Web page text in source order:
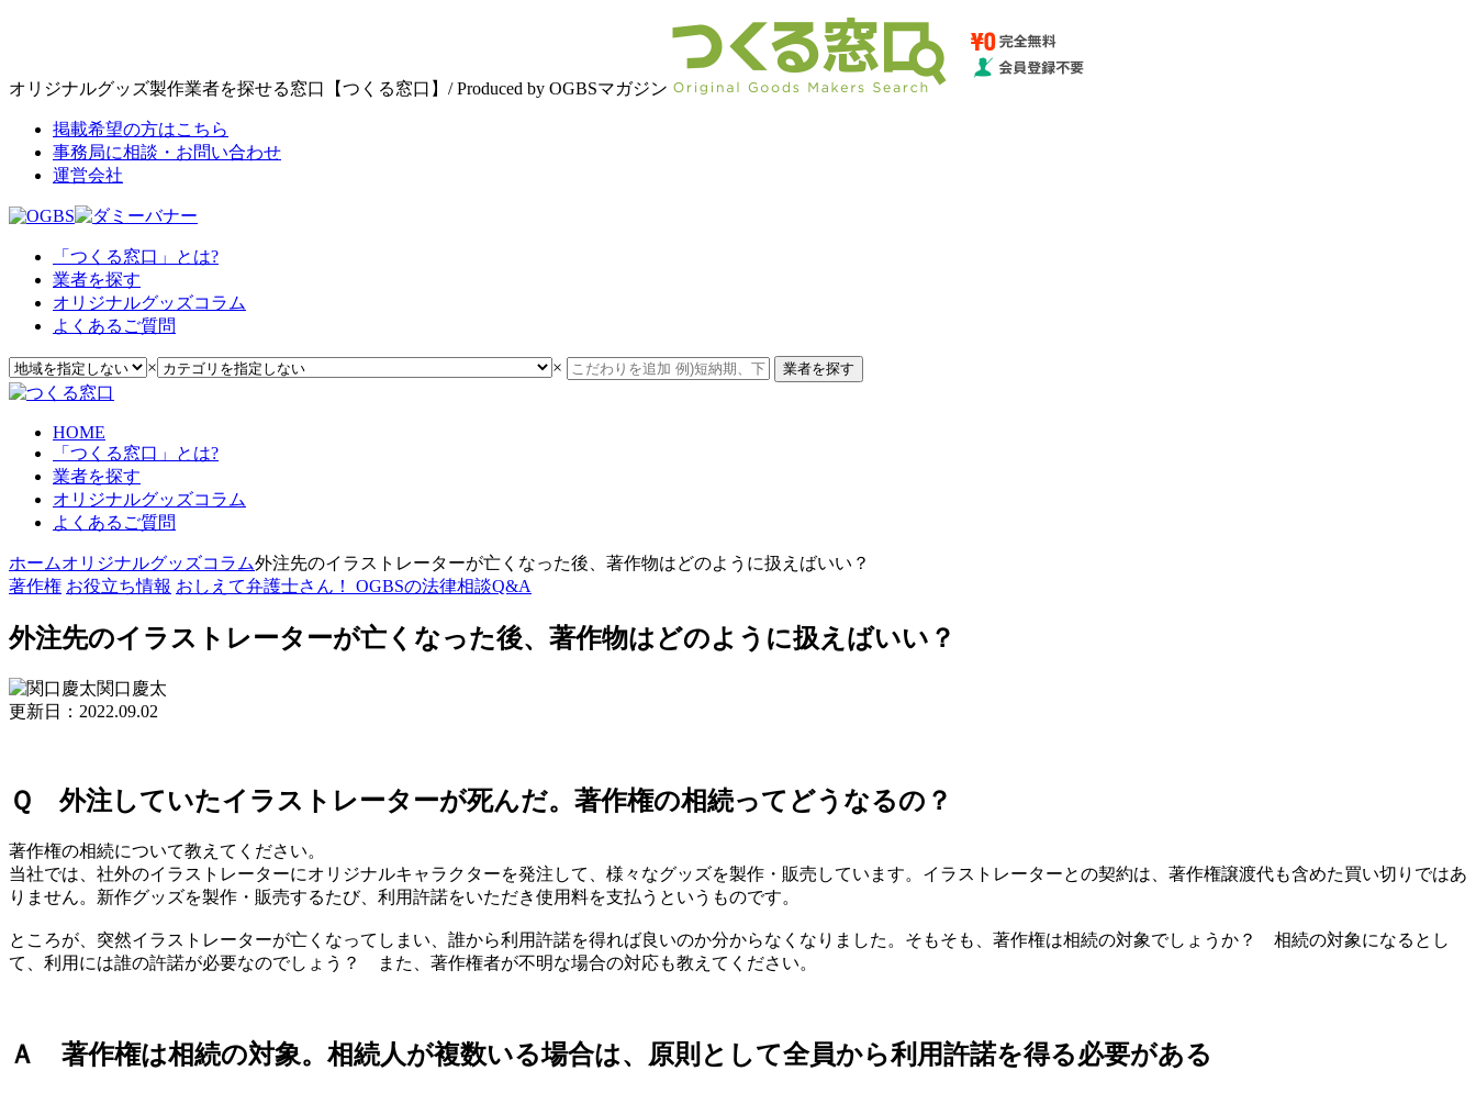
オリジナルグッズ製作業者を探せる窓口【つくる窓口】/ Produced by OGBSマガジン
掲載希望の方はこちら
事務局に相談・お問い合わせ
運営会社
「つくる窓口」とは?
業者を探す
オリジナルグッズコラム
よくあるご質問
× × 業者を探す
HOME
「つくる窓口」とは?
業者を探す
オリジナルグッズコラム
よくあるご質問
ホームオリジナルグッズコラム外注先のイラストレーターが亡くなった後、著作物はどのように扱えばいい？
著作権 お役立ち情報 おしえて弁護士さん！ OGBSの法律相談Q&A
外注先のイラストレーターが亡くなった後、著作物はどのように扱えばいい？
関口慶太
更新日：2022.09.02
Ｑ 外注していたイラストレーターが死んだ。著作権の相続ってどうなるの？
著作権の相続について教えてください。
当社では、社外のイラストレーターにオリジナルキャラクターを発注して、様々なグッズを製作・販売しています。イラストレーターとの契約は、著作権譲渡代も含めた買い切りではあ
りません。新作グッズを製作・販売するたび、利用許諾をいただき使用料を支払うというものです。
ところが、突然イラストレーターが亡くなってしまい、誰から利用許諾を得れば良いのか分からなくなりました。そもそも、著作権は相続の対象でしょうか？ 相続の対象になるとし
て、利用には誰の許諾が必要なのでしょう？ また、著作権者が不明な場合の対応も教えてください。
Ａ 著作権は相続の対象。相続人が複数いる場合は、原則として全員から利用許諾を得る必要がある